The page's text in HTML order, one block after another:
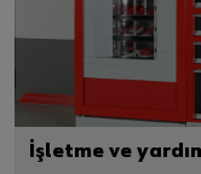
İşletme ve